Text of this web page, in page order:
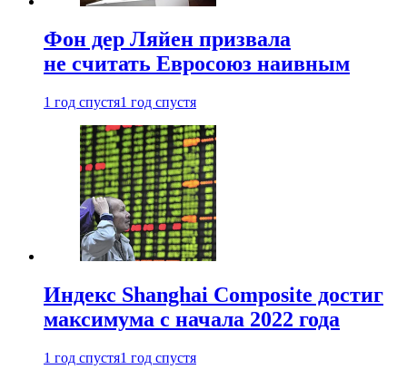
Фон дер Ляйен призвала
не считать Евросоюз наивным
1 год спустя1 год спустя
Индекс Shanghai Composite достиг
максимума с начала 2022 года
1 год спустя1 год спустя